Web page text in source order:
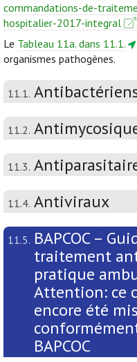
commandations-de-
hospitalier-2017-integral
.
Le Tableau 11a. dans 11.1.
organismes pathogènes.
11.1.
11.2.
11.3.
11.4. Antiviraux
11.5. BAPCOC –
traitement
pratique
Attention: ce
encore été
BAPCOC